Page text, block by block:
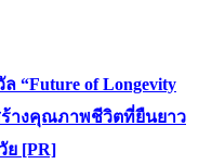
“Future of Longevity
ร้างคุณภาพชีวิตที่ยืนยาว
ย [PR]